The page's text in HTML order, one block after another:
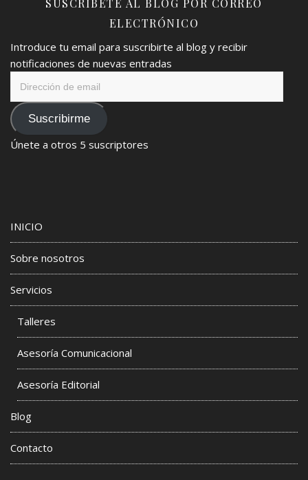
SUSCRÍBETE AL BLOG POR CORREO
ELECTRÓNICO
Introduce tu email para suscribirte al blog y recibir
notificaciones de nuevas entradas
emailSuscribirme
Únete a otros 5 suscriptores
INICIO
Sobre nosotros
Servicios
Talleres
Asesoría Comunicacional
Asesoría Editorial
Blog
Contacto